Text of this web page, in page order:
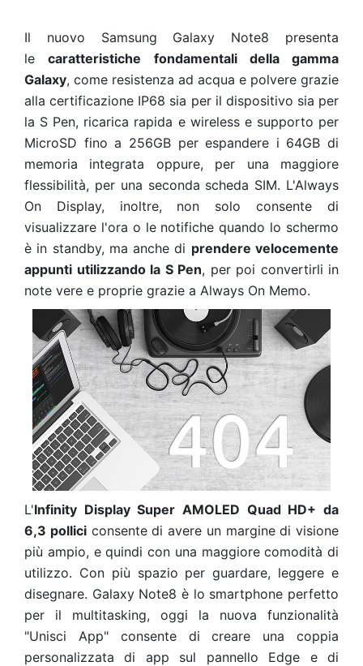
Il nuovo Samsung Galaxy Note8 presenta
lecaratteristiche fondamentali della gamma
Galaxy, come resistenza ad acqua e polvere grazie
alla certificazione IP68 sia per il dispositivo sia per
la S Pen, ricarica rapida e wireless e supporto per
MicroSD fino a 256GB per espandere i 64GB di
memoria integrata oppure, per una maggiore
flessibilità, per una seconda scheda SIM. L'Always
On Display, inoltre, non solo consente di
visualizzare l'ora o le notifiche quando lo schermo
è in standby, ma anche di prendere velocemente
appunti utilizzando la S Pen, per poi convertirli in
note vere e proprie grazie a Always On Memo.
L'Infinity Display Super AMOLED Quad HD+ da
6,3 polliciconsente di avere un margine di visione
più ampio, e quindi con una maggiore comodità di
utilizzo. Con più spazio per guardare, leggere e
disegnare. Galaxy Note8 è lo smartphone perfetto
per il multitasking, oggi la nuova funzionalità
"Unisci App" consente di creare una coppia
personalizzata di app sul pannello Edge e di